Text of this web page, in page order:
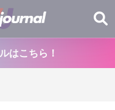
はこちら！